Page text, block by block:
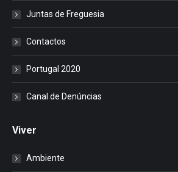
Juntas de Freguesia
Contactos
Portugal 2020
Canal de Denúncias
Viver
Ambiente